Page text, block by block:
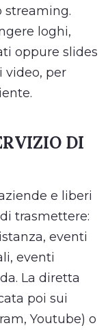
streaming.
loghi,
oppure slides
video, per
DI
e liberi
trasmettere:
eventi
eventi
La diretta
poi sui
Youtube) o